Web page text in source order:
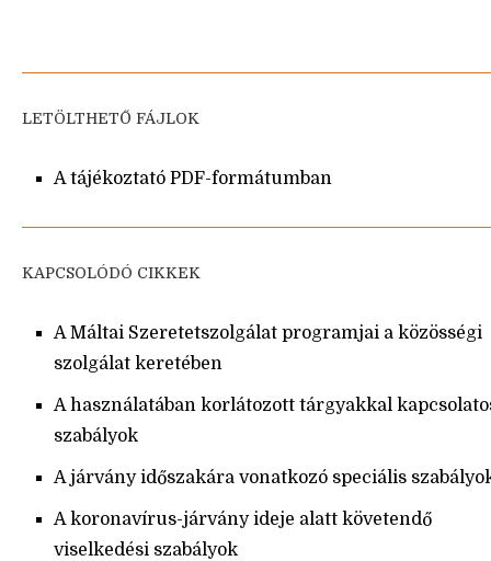
LETÖLTHETŐ FÁJLOK
A tájékoztató PDF-formátumban
KAPCSOLÓDÓ CIKKEK
A Máltai Szeretetszolgálat programjai a közösségi
szolgálat keretében
A használatában korlátozott tárgyakkal
szabályok
A járvány időszakára vonatkozó speciális
A koronavírus-járvány ideje alatt követendő
viselkedési szabályok